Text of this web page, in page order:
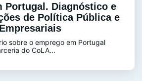
Portugal. Diagnóstico e
de Política Pública e
sobre o emprego em Portugal
do CoLA...